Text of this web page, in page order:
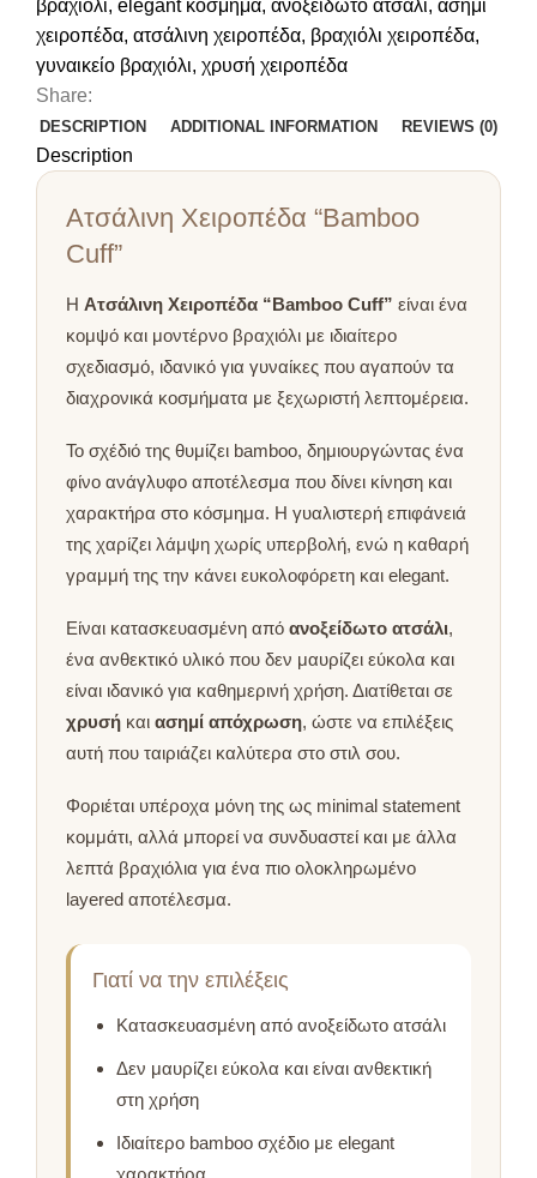
βραχιόλι, elegant κόσμημα, ανοξείδωτο ατσάλι, ασημί
χειροπέδα, ατσάλινη χειροπέδα, βραχιόλι χειροπέδα,
γυναικείο βραχιόλι, χρυσή χειροπέδα
Share:
DESCRIPTION ADDITIONAL INFORMATION REVIEWS (0)
Description
Ατσάλινη Χειροπέδα “Bamboo
Cuff”
Η Ατσάλινη Χειροπέδα “Bamboo Cuff” είναι ένα
κομψό και μοντέρνο βραχιόλι με ιδιαίτερο
σχεδιασμό, ιδανικό για γυναίκες που αγαπούν τα
διαχρονικά κοσμήματα με ξεχωριστή λεπτομέρεια.
Το σχέδιό της θυμίζει bamboo, δημιουργώντας ένα
φίνο ανάγλυφο αποτέλεσμα που δίνει κίνηση και
χαρακτήρα στο κόσμημα. Η γυαλιστερή επιφάνειά
της χαρίζει λάμψη χωρίς υπερβολή, ενώ η καθαρή
γραμμή της την κάνει ευκολοφόρετη και elegant.
Είναι κατασκευασμένη από ανοξείδωτο ατσάλι,
ένα ανθεκτικό υλικό που δεν μαυρίζει εύκολα και
είναι ιδανικό για καθημερινή χρήση. Διατίθεται σε
χρυσή και ασημί απόχρωση, ώστε να επιλέξεις
αυτή που ταιριάζει καλύτερα στο στιλ σου.
Φοριέται υπέροχα μόνη της ως minimal statement
κομμάτι, αλλά μπορεί να συνδυαστεί και με άλλα
λεπτά βραχιόλια για ένα πιο ολοκληρωμένο
layered αποτέλεσμα.
Γιατί να την επιλέξεις
Κατασκευασμένη από ανοξείδωτο ατσάλι
Δεν μαυρίζει εύκολα και είναι ανθεκτική
στη χρήση
Ιδιαίτερο bamboo σχέδιο με elegant
χαρακτήρα